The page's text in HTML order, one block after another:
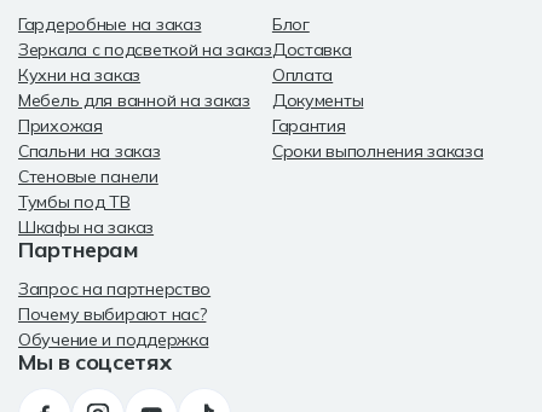
Гардеробные на заказ
Зеркала с подсветкой на заказ
Кухни на заказ
Мебель для ванной на заказ
Прихожая
Спальни на заказ
Стеновые панели
Тумбы под ТВ
Шкафы на заказ
Блог
Доставка
Оплата
Документы
Гарантия
Сроки выполнения заказа
Партнерам
Запрос на партнерство
Почему выбирают нас?
Обучение и поддержка
Мы в соцсетях